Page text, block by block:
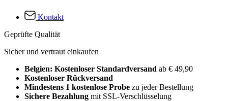
Kontakt
Geprüfte Qualität
Sicher und vertraut einkaufen
Belgien: Kostenloser Standardversand ab € 49,90
Kostenloser Rückversand
Mindestens 1 kostenlose Probe zu jeder Bestellung
Sichere Bezahlung mit SSL-Verschlüsselung